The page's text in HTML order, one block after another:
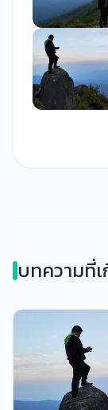
บทความที่